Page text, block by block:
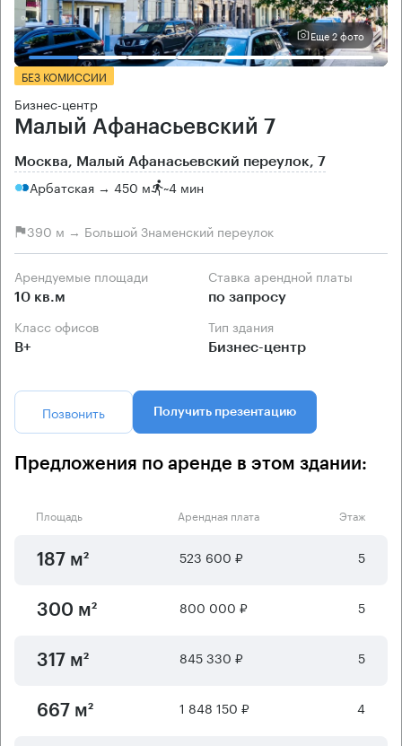
Еще 2 фото
БЕЗ КОМИССИИ
Бизнес-центр
Малый Афанасьевский 7
Москва, Малый Афанасьевский переулок, 7
Арбатская → 450 м ~4 мин
390 м → Большой Знаменский переулок
Арендуемые площади
10 кв.м
Ставка арендной платы
по запросу
Класс офисов
B+
Тип здания
Бизнес-центр
Позвонить Получить презентацию
Предложения по аренде в этом здании:
Площадь Арендная плата Этаж
187 м² 523 600 ₽ 5
300 м² 800 000 ₽ 5
317 м² 845 330 ₽ 5
667 м² 1 848 150 ₽ 4